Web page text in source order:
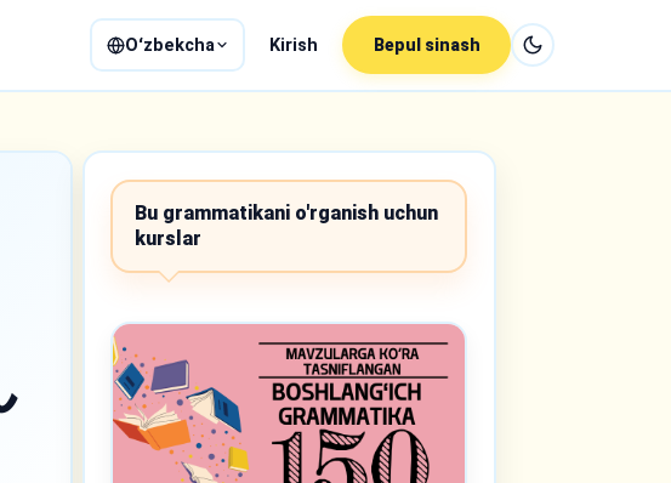
Oʻzbekcha Kirish Bepul sinash
Bu grammatikani o'rganish uchun
kurslar